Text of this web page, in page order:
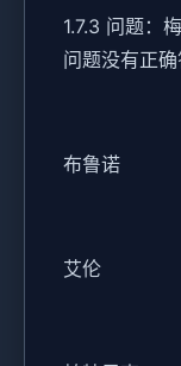
1.7.3 问题：
问题没有正确
布鲁诺
艾伦